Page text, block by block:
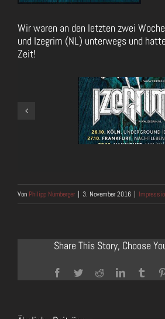
Wir waren an den letzten zwei
und Izegrim (NL) unterwegs und
Zeit!
Von Philipp Nürnberger | 3. November 2016 |
Share This Story, Choose
Facebook
TwitterRedditLinkedIn